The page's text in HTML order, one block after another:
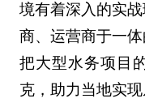
境有着深入的实
商、运营商于一
把大型水务项目
克，助力当地实